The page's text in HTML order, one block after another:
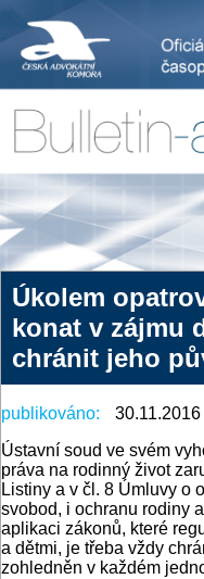
Úkolem
konat v zájmu
chránit jeho
publikováno:
30.11.2016
Ústavní soud ve svém
práva na rodinný život
Listiny a v čl. 8 Úmluvy o
svobod, i ochranu rodiny
aplikaci zákonů, které
a dětmi, je třeba vždy
zohledněn v každém